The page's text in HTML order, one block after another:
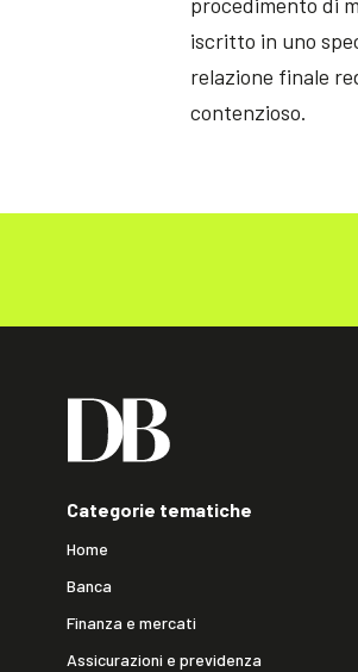
iscritto in uno
relazione finale
contenzioso.
Categorie tematiche
Home
Banca
Finanza e mercati
Assicurazioni e previdenza